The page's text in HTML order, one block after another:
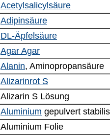
Acetylsalicylsäure
Adipinsäure
DL-Äpfelsäure
Agar Agar
Alanin, Aminopropansäure
Alizarinrot S
Alizarin S Lösung
Aluminium gepulvert
Aluminium Folie